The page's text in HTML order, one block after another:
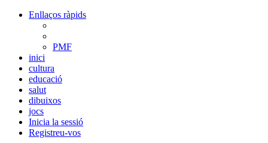
Enllaços ràpids
PMF
inici
cultura
educació
salut
dibuixos
jocs
Inicia la sessió
Registreu-vos